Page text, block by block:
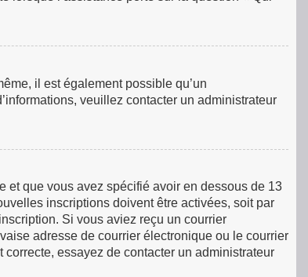
il est également possible qu’un
veuillez contacter un administrateur
et que vous avez spécifié avoir en dessous de 13
inscriptions doivent être activées, soit par
Si vous aviez reçu un courrier
adresse de courrier électronique ou le courrier
essayez de contacter un administrateur